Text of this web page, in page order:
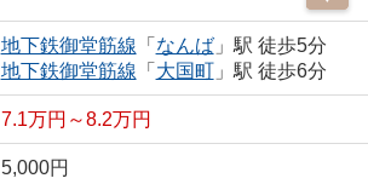
地下鉄御堂筋線 「 なんば」駅 徒歩5分
地下鉄御堂筋線 「 大国町」駅 徒歩6分
7.1万円～8.2万円
5,000円